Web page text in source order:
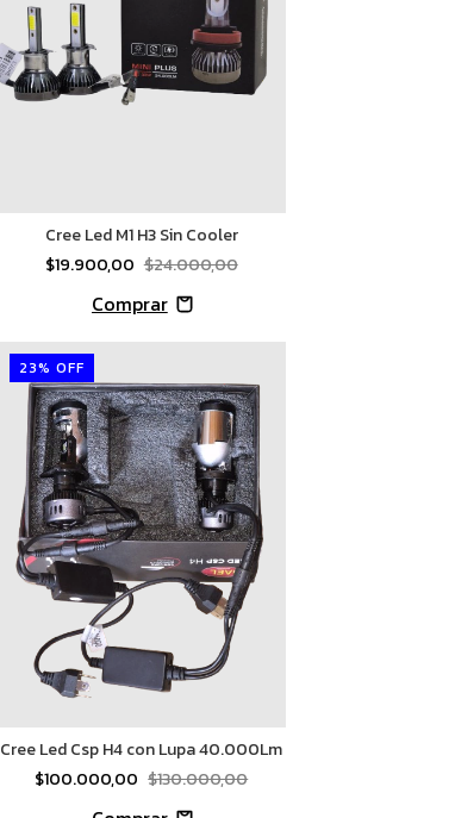
Cree Led M1 H3 Sin Cooler
$19.900,00 $24.000,00
23% OFF
Cree Led Csp H4 con Lupa 40.000Lm
$100.000,00 $130.000,00